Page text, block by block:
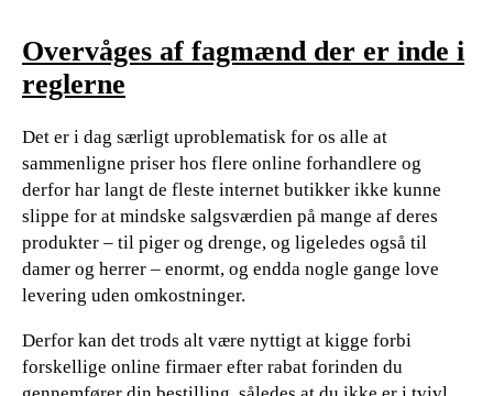
Overvåges af fagmænd der er inde i
reglerne
Det er i dag særligt uproblematisk for os alle at
sammenligne priser hos flere online forhandlere og
derfor har langt de fleste internet butikker ikke kunne
slippe for at mindske salgsværdien på mange af deres
produkter – til piger og drenge, og ligeledes også til
damer og herrer – enormt, og endda nogle gange love
levering uden omkostninger.
Derfor kan det trods alt være nyttigt at kigge forbi
forskellige online firmaer efter rabat forinden du